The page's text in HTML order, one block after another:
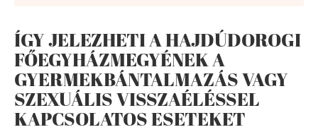
ÍGY JELEZHETI A HAJDÚDOROGI
FŐEGYHÁZMEGYÉNEK A
GYERMEKBÁNTALMAZÁS VAGY
SZEXUÁLIS VISSZAÉLÉSSEL
KAPCSOLATOS ESETEKET